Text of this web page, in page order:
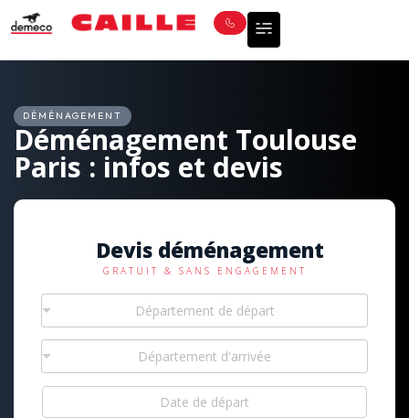
DÉMÉNAGEMENT
Déménagement Toulouse
Paris : infos et devis
Devis déménagement
GRATUIT & SANS ENGAGEMENT
Département de départ
Département d'arrivée